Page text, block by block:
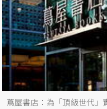
蔦屋書店：為「頂級世代」